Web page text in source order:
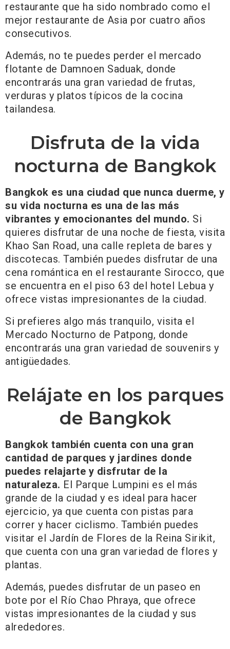
restaurante que ha sido nombrado como el
mejor restaurante de Asia por cuatro años
consecutivos.
Además, no te puedes perder el mercado
flotante de Damnoen Saduak, donde
encontrarás una gran variedad de frutas,
verduras y platos típicos de la cocina
tailandesa.
Disfruta de la vida
nocturna de Bangkok
Bangkok es una ciudad que nunca duerme, y
su vida nocturna es una de las más
vibrantes y emocionantes del mundo. Si
quieres disfrutar de una noche de fiesta, visita
Khao San Road, una calle repleta de bares y
discotecas. También puedes disfrutar de una
cena romántica en el restaurante Sirocco, que
se encuentra en el piso 63 del hotel Lebua y
ofrece vistas impresionantes de la ciudad.
Si prefieres algo más tranquilo, visita el
Mercado Nocturno de Patpong, donde
encontrarás una gran variedad de souvenirs y
antigüedades.
Relájate en los parques
de Bangkok
Bangkok también cuenta con una gran
cantidad de parques y jardines donde
puedes relajarte y disfrutar de la
naturaleza. El Parque Lumpini es el más
grande de la ciudad y es ideal para hacer
ejercicio, ya que cuenta con pistas para
correr y hacer ciclismo. También puedes
visitar el Jardín de Flores de la Reina Sirikit,
que cuenta con una gran variedad de flores y
plantas.
Además, puedes disfrutar de un paseo en
bote por el Río Chao Phraya, que ofrece
vistas impresionantes de la ciudad y sus
alrededores.